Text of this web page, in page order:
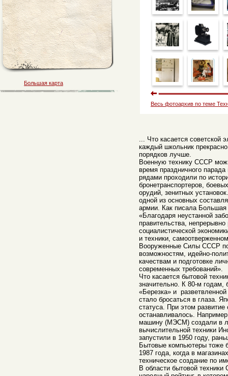
Весь фотоархив по теме
... Что касается советской
каждый школьник
порядков лучше.
Военную технику СССР
время праздничного
рядами проходили по
бронетранспортеров,
орудий, зенитных
одной из основных
армии. Как писала Большая
«Благодаря неустанной
правительства,
социалистической
и техники,
Вооруженные Силы СССР
возможностям, идейно-
качествам и подготовке
современных требований».
Что касается бытовой
значительно. К 80-м годам,
«Березка» и
стало бросаться в глаза.
статуса. При этом развитие
останавливалось.
машину (МЭСМ) создали в
вычислительной техники
запустили в 1950 году,
Бытовые компьютеры тоже
1987 года, когда в
техническое создание по
В области бытовой
Большая карта